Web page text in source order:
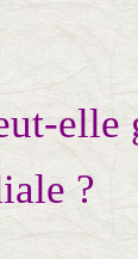
elle
?